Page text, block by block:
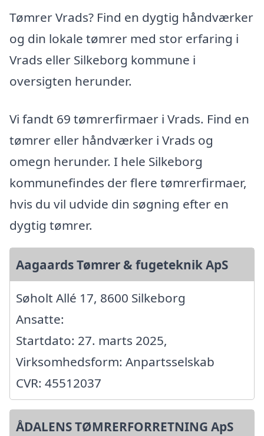
Tømrer Vrads? Find en dygtig håndværker
og din lokale tømrer med stor erfaring i
Vrads eller Silkeborg kommune i
oversigten herunder.
Vi fandt 69 tømrerfirmaer i Vrads. Find en
tømrer eller håndværker i Vrads og
omegn herunder. I hele Silkeborg
kommunefindes der flere tømrerfirmaer,
hvis du vil udvide din søgning efter en
dygtig tømrer.
Aagaards Tømrer & fugeteknik ApS
Søholt Allé 17, 8600 Silkeborg
Ansatte:
Startdato: 27. marts 2025,
Virksomhedsform: Anpartsselskab
CVR: 45512037
ÅDALENS TØMRERFORRETNING ApS